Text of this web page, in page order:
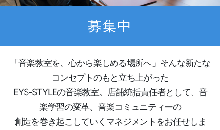
募集中
「音楽教室を、心から楽しめる場所へ」そんな新たな
コンセプトのもと立ち上がった
EYS-STYLEの音楽教室。店舗統括責任者として、音
楽学習の変革、音楽コミュニティーの
創造を巻き起こしていくマネジメントをお任せしま